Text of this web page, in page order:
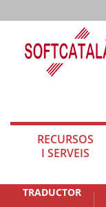
RECURSOS
I SERVEIS
TRADUCTOR